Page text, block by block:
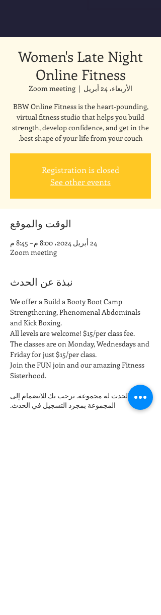
Women's Late Night
Online Fitness
الأربعاء، 24 أبريل
  |
Zoom meeting
BBW Online Fitness is the heart-pounding,
virtual fitness studio that helps you build
strength, develop confidence, and get in the
best shape of your life from your couch.
Registration is closed
See other events
الوقت والموقع
24 أبريل 2024، 8:00 م – 8:45 م
Zoom meeting
نبذة عن الحدث
We offer a Build a Booty Boot Camp
Strengthening, Phenomenal Abdominals
and Kick Boxing.
All levels are welcome! $15/per class fee.
The classes are on Monday, Wednesdays and
Friday for just $15/per class.
Join the FUN join and our amazing Fitness
Sisterhood.
هذا الحدث له مجموعة. نرحب بك للانضمام إلى
المجموعة بمجرد التسجيل في الحدث.